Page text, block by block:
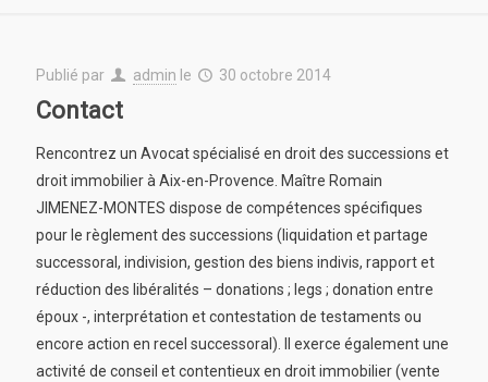
Publié par admin le 30 octobre 2014
Contact
Rencontrez un Avocat spécialisé en droit des successions et
droit immobilier à Aix-en-Provence. Maître Romain
JIMENEZ-MONTES dispose de compétences spécifiques
pour le règlement des successions (liquidation et partage
successoral, indivision, gestion des biens indivis, rapport et
réduction des libéralités – donations ; legs ; donation entre
époux -, interprétation et contestation de testaments ou
encore action en recel successoral). Il exerce également une
activité de conseil et contentieux en droit immobilier (vente